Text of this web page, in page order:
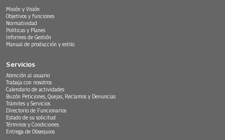
Misión y Visión
Objetivos y funciones
Normatividad
Políticas y Planes
Informes de Gestión
Manual de producción y estilo
Servicios
Atención al usuario
Trabaja con nosotros
Calendario de actividades
Buzón Peticiones, Quejas, Reclamos y Denuncias
Trámites y Servicios
Directorio de Funcionarios
Estado de su solicitud
Términos y Condiciones
Entrega de Obsequios